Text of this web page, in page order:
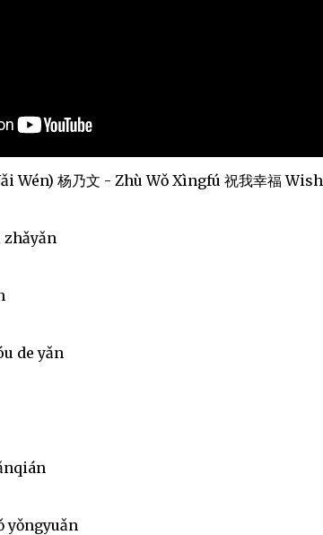
Wén) 杨乃文 - Zhù Wǒ Xìngfú 祝我幸福
de yǎn
yǒngyuǎn